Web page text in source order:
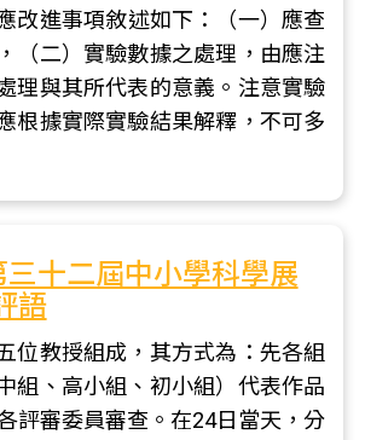
改進事項敘述如下：（一）應查
（二）實驗數據之處理，由應注
理與其所代表的意義。注意實驗
根據實際實驗結果解釋，不可多
十二屆中小學科學展
語
位教授組成，其方式為：先各組
組、高小組、初小組）代表作品
評審委員審查。在24日當天，分